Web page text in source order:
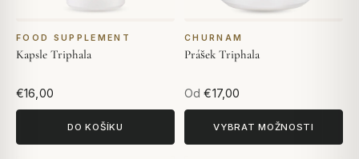
FOOD SUPPLEMENT
Kapsle Triphala
€16,00
DO KOŠÍKU
CHURNAM
Prášek Triphala
Od €17,00
VYBRAT MOŽNOSTI